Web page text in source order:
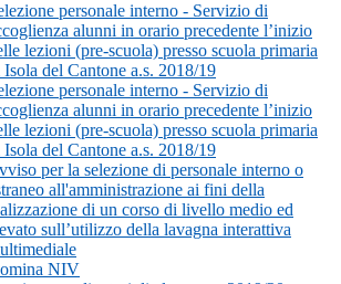
personale interno - Servizio di
alunni in orario precedente l’inizio
lezioni (pre-scuola) presso scuola primaria
Isola del Cantone a.s. 2018/19
personale interno - Servizio di
alunni in orario precedente l’inizio
lezioni (pre-scuola) presso scuola primaria
Isola del Cantone a.s. 2018/19
per la selezione di personale interno o
all'amministrazione ai fini della
di un corso di livello medio ed
sull’utilizzo della lavagna interattiva
NIV